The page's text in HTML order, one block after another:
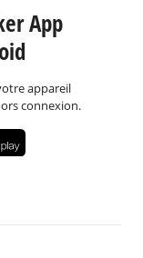
App
appareil
connexion.